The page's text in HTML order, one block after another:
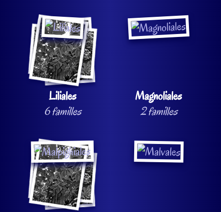
Liliales
6 familles
Magnoliales
2 familles